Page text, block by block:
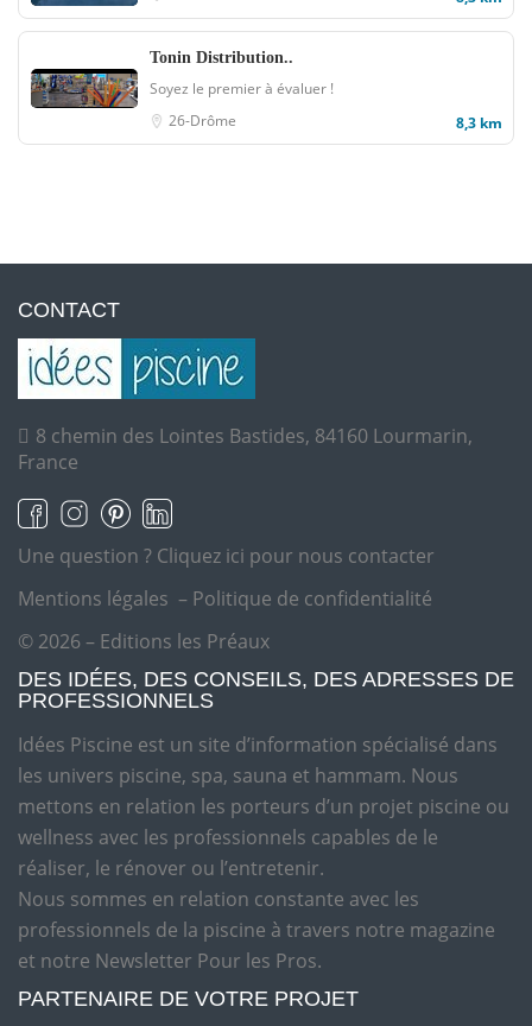
Tonin Distribution..
Soyez le premier à évaluer !
26-Drôme
8,3 km
CONTACT
8 chemin des Lointes Bastides, 84160 Lourmarin,
France
Une question ? Cliquez ici pour nous contacter
Mentions légales – Politique de confidentialité
© 2026 – Editions les Préaux
DES IDÉES, DES CONSEILS, DES ADRESSES DE
PROFESSIONNELS
Idées Piscine est un site d’information spécialisé dans
les univers piscine, spa, sauna et hammam. Nous
mettons en relation les porteurs d’un projet piscine ou
wellness avec les professionnels capables de le
réaliser, le rénover ou l’entretenir.
Nous sommes en relation constante avec les
professionnels de la piscine à travers notre magazine
et notre Newsletter Pour les Pros.
PARTENAIRE DE VOTRE PROJET